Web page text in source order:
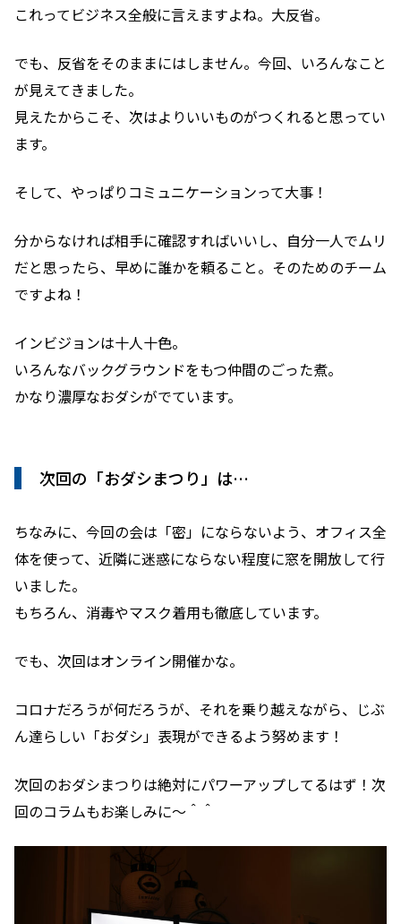
これってビジネス全般に言えますよね。大反省。
でも、反省をそのままにはしません。 今回、いろんなこと
が見えてきました。
見えたからこそ、次はよりいいものがつくれると思ってい
ます。
そして、やっぱりコミュニケーションって大事！
分からなければ相手に確認すればいいし、 自分一人でムリ
だと思ったら、早めに誰かを頼ること。 そのためのチーム
ですよね！
インビジョンは十人十色。
いろんなバックグラウンドをもつ仲間のごった煮。
かなり濃厚なおダシがでています。
次回の「おダシまつり」は…
ちなみに、今回の会は「密」にならないよう、 オフィス全
体を使って、近隣に迷惑にならない程度に窓を開放して行
いました。
もちろん、消毒やマスク着用も徹底しています。
でも、次回はオンライン開催かな。
コロナだろうが何だろうが、それを乗り越えながら、 じぶ
ん達らしい「おダシ」表現ができるよう努めます！
次回のおダシまつりは絶対にパワーアップしてるはず！次
回のコラムもお楽しみに〜＾＾